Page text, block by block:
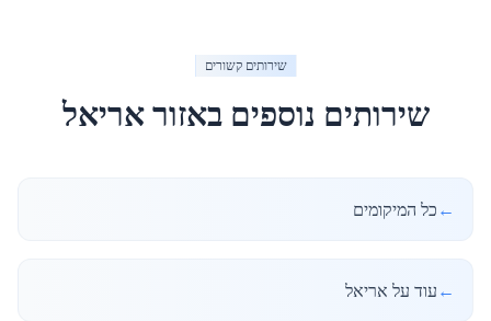
שירותים קשורים
שירותים נוספים באזוראריאל
← כל המיקומים
← עוד על אריאל